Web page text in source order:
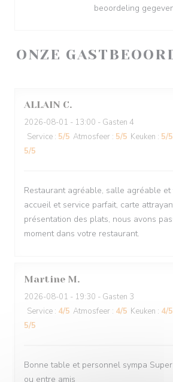
ONZE
ALLAIN C
2026-08-01 - 13:00 - Gasten 4
Service : 5/5 Atmosfeer : 5/5 Keuken : 5/5
5/5
Restaurant agréable, salle agréable et
accueil et service parfait, carte
présentation des plats, nous avons
moment dans votre restaurant.
Martine M
2026-08-01 - 19:30 - Gasten 3
Service : 4/5 Atmosfeer : 4/5 Keuken : 4/5
5/5
Bonne table et personnel sympa
ou entre amis
beoordeling